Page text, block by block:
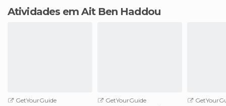
Atividades em Ait Ben Haddou
GetYourGuide
GetYourGuide